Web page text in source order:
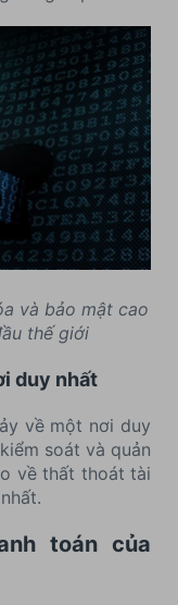
và bảo mật cao
thế giới
duy nhất
về một nơi duy
soát và quản
về thất thoát tài
toán của